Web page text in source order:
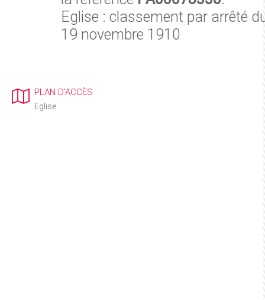
Eglise : classement par arrêté
19 novembre 1910
PLAN D'ACCÈS
Eglise